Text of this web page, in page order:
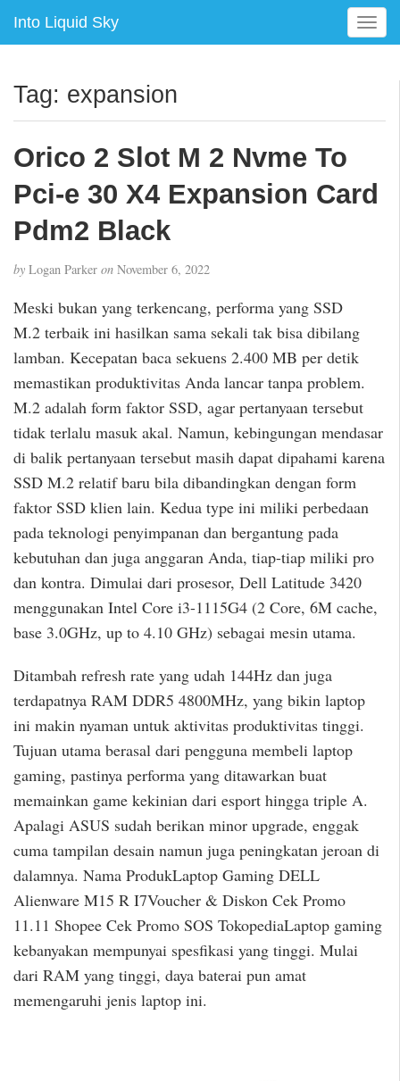
Into Liquid Sky
T
o
e
v
i
Tag: expansion
Orico 2 Slot M 2 Nvme To
Pci-e 30 X4 Expansion Card
Pdm2 Black
by Logan Parker on November 6, 2022
Meski bukan yang terkencang, performa yang SSD
M.2 terbaik ini hasilkan sama sekali tak bisa dibilang
lamban. Kecepatan baca sekuens 2.400 MB per detik
memastikan produktivitas Anda lancar tanpa problem.
M.2 adalah form faktor SSD, agar pertanyaan tersebut
tidak terlalu masuk akal. Namun, kebingungan mendasar
di balik pertanyaan tersebut masih dapat dipahami karena
SSD M.2 relatif baru bila dibandingkan dengan form
faktor SSD klien lain. Kedua type ini miliki perbedaan
pada teknologi penyimpanan dan bergantung pada
kebutuhan dan juga anggaran Anda, tiap-tiap miliki pro
dan kontra. Dimulai dari prosesor, Dell Latitude 3420
menggunakan Intel Core i3-1115G4 (2 Core, 6M cache,
base 3.0GHz, up to 4.10 GHz) sebagai mesin utama.
Ditambah refresh rate yang udah 144Hz dan juga
terdapatnya RAM DDR5 4800MHz, yang bikin laptop
ini makin nyaman untuk aktivitas produktivitas tinggi.
Tujuan utama berasal dari pengguna membeli laptop
gaming, pastinya performa yang ditawarkan buat
memainkan game kekinian dari esport hingga triple A.
Apalagi ASUS sudah berikan minor upgrade, enggak
cuma tampilan desain namun juga peningkatan jeroan di
dalamnya. Nama ProdukLaptop Gaming DELL
Alienware M15 R I7Voucher & Diskon Cek Promo
11.11 Shopee Cek Promo SOS TokopediaLaptop gaming
kebanyakan mempunyai spesfikasi yang tinggi. Mulai
dari RAM yang tinggi, daya baterai pun amat
memengaruhi jenis laptop ini.